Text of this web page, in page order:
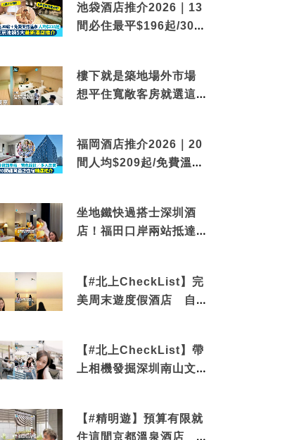
池袋酒店推介2026｜13
間必住最平$196起/30秒
樓下就是築地場外市場
想平住寬敞客房就選這間
福岡酒店推介2026｜20
間人均$209起/免費溫泉/
坐地鐵快過搭士深圳酒
店！福田口岸兩站抵達
【#北上CheckList】完
美周末遊度假酒店 自帶
【#北上CheckList】帶
上相機發掘深圳南山文藝
【#精明遊】預算有限就
住這間京都溫泉酒店 車